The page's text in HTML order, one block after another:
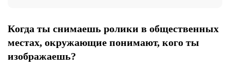
Когда ты снимаешь ролики в общественных
местах, окружающие понимают, кого ты
изображаешь?